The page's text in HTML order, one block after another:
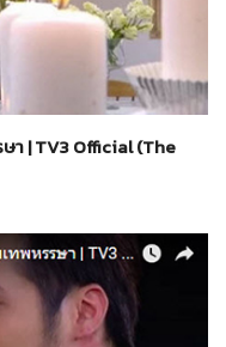
ษัทรักอุตลุด
ษา | TV3 Official (The